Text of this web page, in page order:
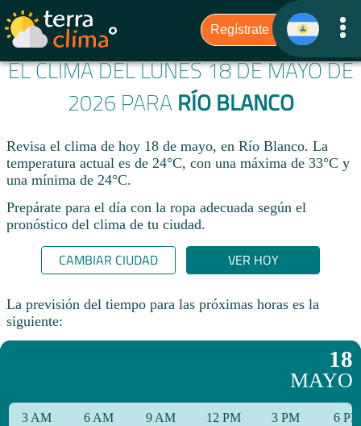
EL CLIMA DEL LUNES 18 DE MAYO DE
2026 PARA RÍO BLANCO
Revisa el clima de hoy 18 de mayo, en Río Blanco. La
temperatura actual es de 24°C, con una máxima de 33°C y
una mínima de 24°C.​
Prepárate para el día con la ropa adecuada según el
pronóstico del clima de tu ciudad.​
CAMBIAR CIUDAD VER HOY
La previsión del tiempo para las próximas horas es la
siguiente:
18
MAYO
3 AM 6 AM 9 AM 12 PM 3 PM 6